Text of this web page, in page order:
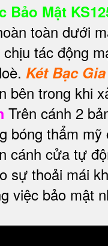
Bảo Mật
toàn dưới
tác động
Két Bạc
bên trong khi
Trên cánh 2
bóng thẩm mỹ
cánh cửa tự
sự thoải mái
việc bảo mật